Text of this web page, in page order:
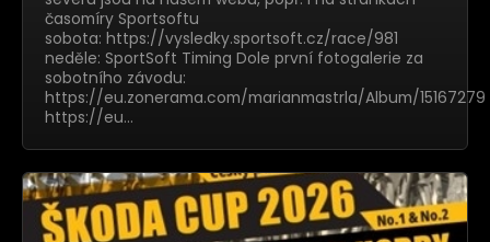
časomíry Sportsoftu
sobota: https://vysledky.sportsoft.cz/race/981
neděle: SportSoft Timing Dole první fotogalerie za
sobotního závodu:
https://eu.zonerama.com/marianmastrla/Album/15167279
https://eu…